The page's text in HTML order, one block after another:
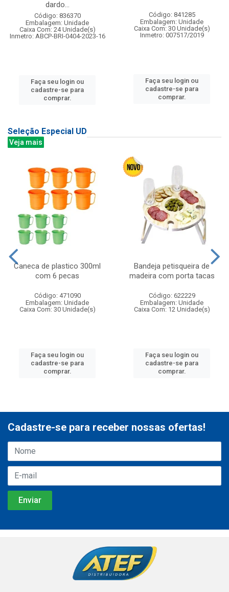
dardo...
Código: 836370
Embalagem: Unidade
Caixa Com: 24 Unidade(s)
Inmetro: ABCP-BRI-0404-2023-16
Faça seu login ou
cadastre-se para
comprar.
Código: 841285
Embalagem: Unidade
Caixa Com: 30 Unidade(s)
Inmetro: 007517/2019
Faça seu login ou
cadastre-se para
comprar.
Seleção Especial UD
Veja mais
Caneca de plastico 300ml
com 6 pecas
Código: 471090
Embalagem: Unidade
Caixa Com: 30 Unidade(s)
Faça seu login ou
cadastre-se para
comprar.
Bandeja petisqueira de
madeira com porta tacas
Código: 622229
Embalagem: Unidade
Caixa Com: 12 Unidade(s)
Faça seu login ou
cadastre-se para
comprar.
Cadastre-se para receber nossas ofertas!